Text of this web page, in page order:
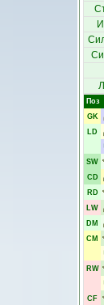
Поз
GK
LD
SW
CD
RD
LW
DM
CM
RW
CF